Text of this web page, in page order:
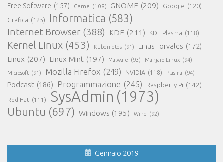
Free Software (157) Game (108) GNOME (209) Google (120)
Grafica (125) Informatica (583)
Internet Browser (388) KDE (211) KDE Plasma (118)
Kernel Linux (453) Kubernetes (91) Linus Torvalds (172)
Linux (207) Linux Mint (197) Malware (93) Manjaro Linux (94)
Microsoft (91) Mozilla Firefox (249) NVIDIA (118) Plasma (94)
Podcast (186) Programmazione (245) Raspberry Pi (142)
Red Hat (111) SysAdmin (1973)
Ubuntu (697) Windows (195) Wine (92)
Gennaio 2019